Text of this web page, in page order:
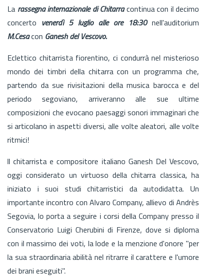
La rassegna internazionale di Chitarracontinua con il decimo
concerto venerdì 5 luglio alle ore 18:30nell'auditorium
M.Cesacon Ganesh del Vescovo.
Eclettico chitarrista fiorentino, ci condurrà nel misterioso
mondo dei timbri della chitarra con un programma che,
partendo da sue rivisitazioni della musica barocca e del
periodo segoviano, arriveranno alle sue ultime
composizioni che evocano paesaggi sonori immaginari che
si articolano in aspetti diversi, alle volte aleatori, alle volte
ritmici!
ll chitarrista e compositore italiano Ganesh Del Vescovo,
oggi considerato un virtuoso della chitarra classica, ha
iniziato i suoi studi chitarristici da autodidatta. Un
importante incontro con Alvaro Company, allievo di Andrès
Segovia, lo porta a seguire i corsi della Company presso il
Conservatorio Luigi Cherubini di Firenze, dove si diploma
con il massimo dei voti, la lode e la menzione d'onore "per
la sua straordinaria abilità nel ritrarre il carattere e l'umore
dei brani eseguiti".